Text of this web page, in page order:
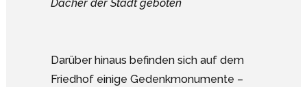
Dächer der Stadt geboten
Darüber hinaus befinden sich auf dem
Friedhof einige Gedenkmonumente –